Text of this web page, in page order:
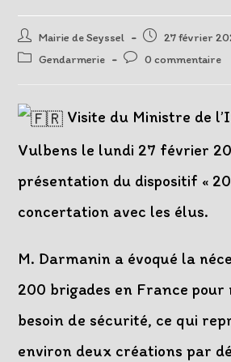
Auteur/autrice
de
Mairie de Seyssel
Post
published:
27 février
PostGendarmerie
Post0 commentaire
Visite du Ministre de
Vulbens le lundi 27 février
présentation du dispositif «
concertation avec les élus.
M. Darmanin a évoqué la
200 brigades en France
besoin de sécurité, ce qui
environ deux créations par